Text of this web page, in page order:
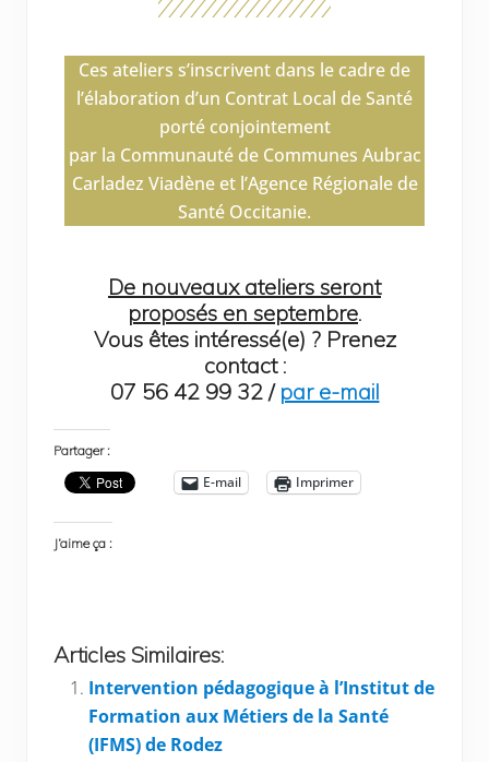
Ces ateliers s’inscrivent dans le cadre de
l’élaboration d’un Contrat Local de Santé
porté conjointement
par la Communauté de Communes Aubrac
Carladez Viadène et l’Agence Régionale de
Santé Occitanie.
De nouveaux ateliers seront
proposés en septembre.
Vous êtes intéressé(e) ? Prenez
contact :
07 56 42 99 32 / par e-mail
Partager :
E-mail Imprimer
J’aime ça :
Articles Similaires:
Intervention pédagogique à l’Institut de
Formation aux Métiers de la Santé
(IFMS) de Rodez